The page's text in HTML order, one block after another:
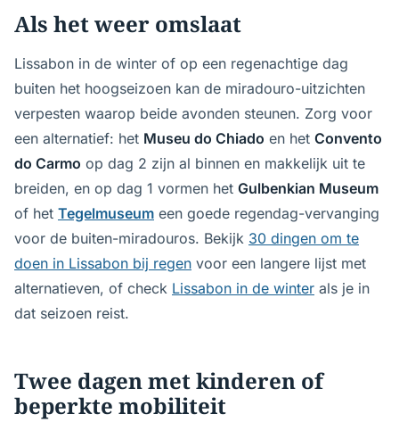
Als het weer omslaat
Lissabon in de winter of op een regenachtige dag
buiten het hoogseizoen kan de miradouro-uitzichten
verpesten waarop beide avonden steunen. Zorg voor
een alternatief: het Museu do Chiado en het Convento
do Carmo op dag 2 zijn al binnen en makkelijk uit te
breiden, en op dag 1 vormen het Gulbenkian Museum
of het Tegelmuseum een goede regendag-vervanging
voor de buiten-miradouros. Bekijk 30 dingen om te
doen in Lissabon bij regen voor een langere lijst met
alternatieven, of check Lissabon in de winter als je in
dat seizoen reist.
Twee dagen met kinderen of
beperkte mobiliteit